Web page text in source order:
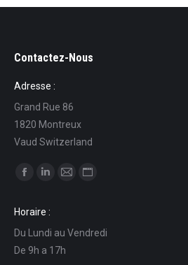
Contactez-Nous
Adresse :
Grand Rue 86
1820 Montreux
Vaud Switzerland
Find us on:
opens
in
new
opens
in
new
in
in
Horaire :
Du Lundi au Vendredi
De 9h a 17h